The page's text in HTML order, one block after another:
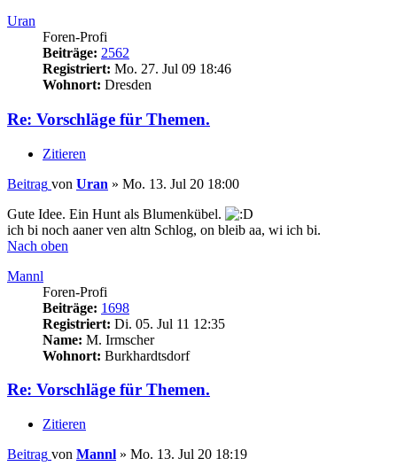
Uran
Foren-Profi
Beiträge: 2562
Registriert: Mo. 27. Jul 09 18:46
Wohnort: Dresden
Re: Vorschläge für Themen.
Zitieren
Beitrag von Uran » Mo. 13. Jul 20 18:00
Gute Idee. Ein Hunt als Blumenkübel.
ich bi noch aaner ven altn Schlog, on bleib aa, wi ich bi.
Nach oben
Mannl
Foren-Profi
Beiträge: 1698
Registriert: Di. 05. Jul 11 12:35
Name: M. Irmscher
Wohnort: Burkhardtsdorf
Re: Vorschläge für Themen.
Zitieren
Beitrag von Mannl » Mo. 13. Jul 20 18:19